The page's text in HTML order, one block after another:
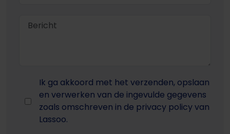
Ik ga akkoord met het verzenden, opslaan
en verwerken van de ingevulde gegevens
zoals omschreven in de privacy policy van
Lassoo.